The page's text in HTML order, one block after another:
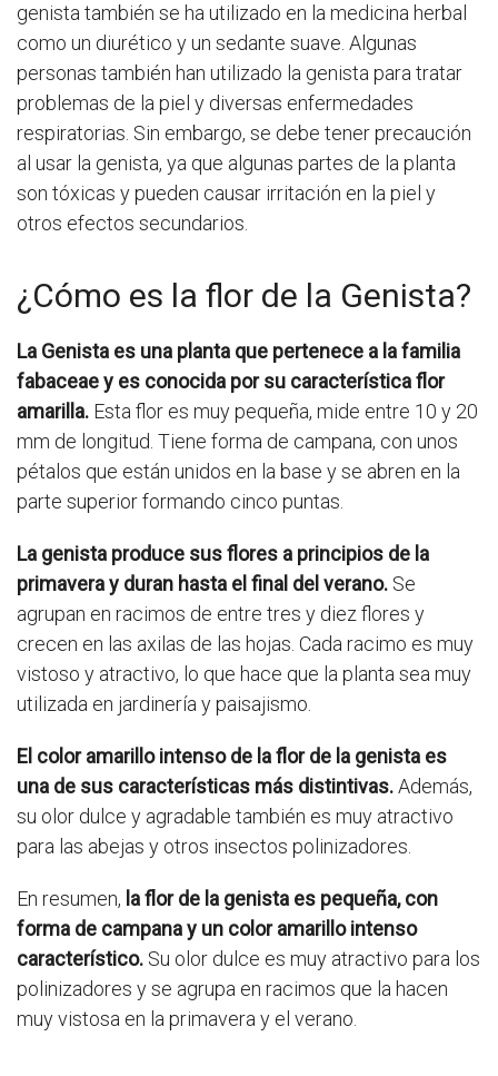
genista también se ha utilizado en la medicina herbal
como un diurético y un sedante suave. Algunas
personas también han utilizado la genista para tratar
problemas de la piel y diversas enfermedades
respiratorias. Sin embargo, se debe tener precaución
al usar la genista, ya que algunas partes de la planta
son tóxicas y pueden causar irritación en la piel y
otros efectos secundarios.
¿Cómo es la flor de la Genista?
La Genista es una planta que pertenece a la familia
fabaceae y es conocida por su característica flor
amarilla. Esta flor es muy pequeña, mide entre 10 y 20
mm de longitud. Tiene forma de campana, con unos
pétalos que están unidos en la base y se abren en la
parte superior formando cinco puntas.
La genista produce sus flores a principios de la
primavera y duran hasta el final del verano. Se
agrupan en racimos de entre tres y diez flores y
crecen en las axilas de las hojas. Cada racimo es muy
vistoso y atractivo, lo que hace que la planta sea muy
utilizada en jardinería y paisajismo.
El color amarillo intenso de la flor de la genista es
una de sus características más distintivas.Además,
su olor dulce y agradable también es muy atractivo
para las abejas y otros insectos polinizadores.
En resumen, la flor de la genista es pequeña, con
forma de campana y un color amarillo intenso
característico. Su olor dulce es muy atractivo para los
polinizadores y se agrupa en racimos que la hacen
muy vistosa en la primavera y el verano.